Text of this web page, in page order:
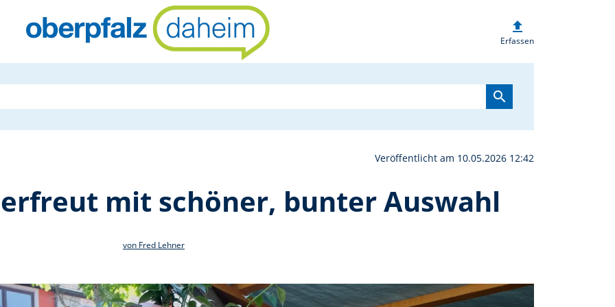
Blumentombola erfreut mit
upload
Erfassen
search
Veröffentlicht am 10.05.2026 12:42
mit schöner, bunter Auswahl
von Fred Lehner